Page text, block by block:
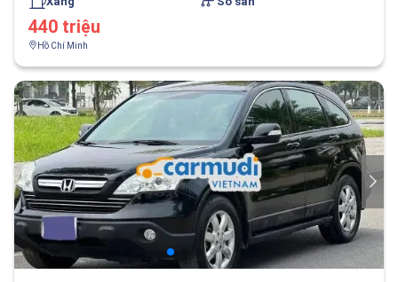
440 triệu
Hồ Chí Minh